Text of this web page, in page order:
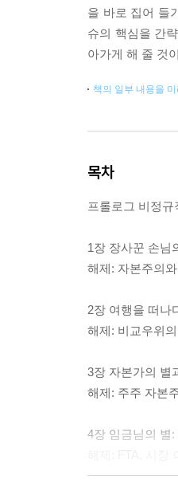
을 바로 집어 들
슈의 핵심을 간
아가게 해 줄 것
책의 일부 내용을
목차
프롤로그 비정
1장 장사꾼 손님
해제: 자본주의와
2장 여행을 떠나
해제: 비교우위
3장 자본가의 별
해제: 주주 자본
4장 임금님의 별: